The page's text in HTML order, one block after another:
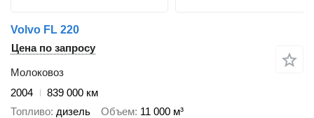
Volvo FL 220
Цена по запросу
Молоковоз
2004
839 000 км
Топливо дизель Объем 11 000 м³